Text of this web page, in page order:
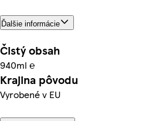
Ďalšie informácie
Čistý obsah
940ml ℮
Krajina pôvodu
Vyrobené v EU